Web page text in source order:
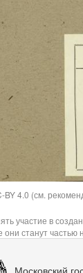
BY 4.0 (см.
участие в
они станут